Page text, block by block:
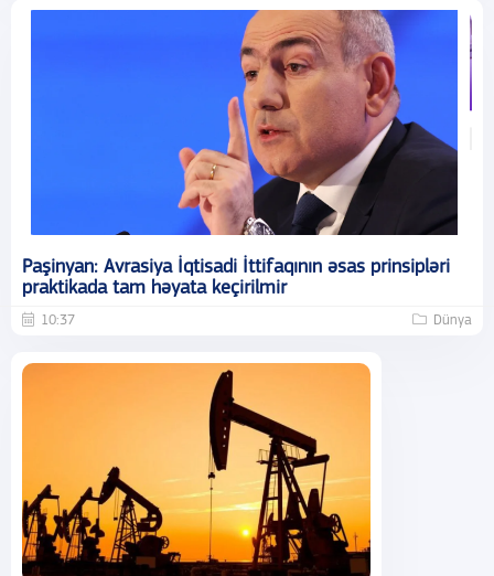
Paşinyan: Avrasiya İqtisadi İttifaqının əsas prinsipləri
praktikada tam həyata keçirilmir
10:37 Dünya